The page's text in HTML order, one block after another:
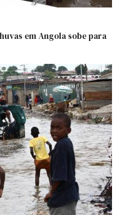
em Angola sobe para